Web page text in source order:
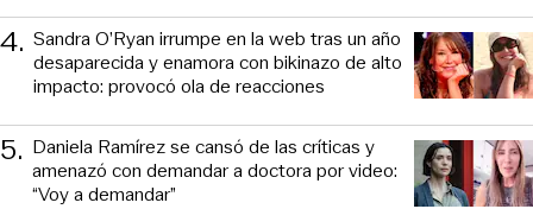
4. Sandra O’Ryan irrumpe en la web tras un año
desaparecida y enamora con bikinazo de alto
impacto: provocó ola de reacciones
5. Daniela Ramírez se cansó de las críticas y
amenazó con demandar a doctora por video:
“Voy a demandar”